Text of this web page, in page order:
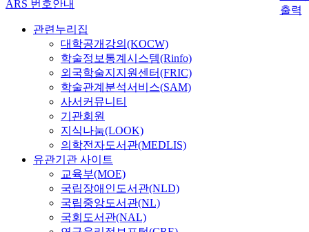
출력
ARS 번호안내
관련누리집
대학공개강의(KOCW)
학술정보통계시스템(Rinfo)
외국학술지지원센터(FRIC)
학술관계분석서비스(SAM)
사서커뮤니티
기관회원
지식나눔(LOOK)
의학전자도서관(MEDLIS)
유관기관 사이트
교육부(MOE)
국립장애인도서관(NLD)
국립중앙도서관(NL)
국회도서관(NAL)